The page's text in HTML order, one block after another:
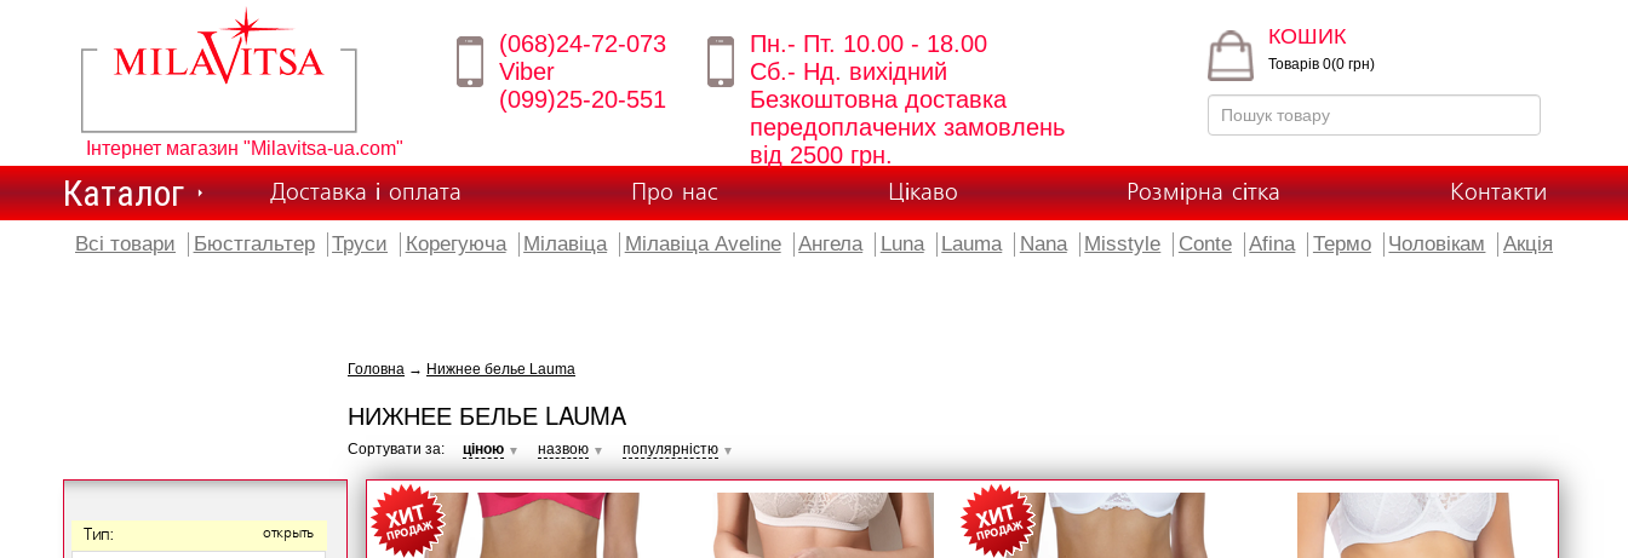
Інтернет магазин "Milavitsa-ua.com"
(068)24-72-073
Viber
(099)25-20-551
Пн.- Пт. 10.00 - 18.00
Сб.- Нд. вихідний
Безкоштовна доставка
передоплачених замовлень
від 2500 грн.
КОШИК
Товарів 0(0 грн)
Каталог Доставка і оплата Про нас Цікаво Розмірна сітка Контакти
Всі товари Бюстгальтер Труси Корегуюча Мілавіца Мілавіца Aveline Ангела Luna Lauma Nana Misstyle Conte Afina Термо Чоловікам Акція
Тип: открыть
Головна → Нижнее белье Lauma
НИЖНЕЕ БЕЛЬЕ LAUMA
Сортувати за: ціною ▼ назвою ▼ популярністю ▼